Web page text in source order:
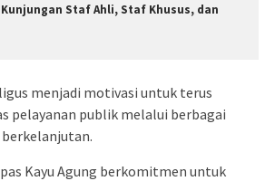
Staf Ahli, Staf Khusus, dan
menjadi motivasi untuk terus
pelayanan publik melalui berbagai
Kayu Agung berkomitmen untuk